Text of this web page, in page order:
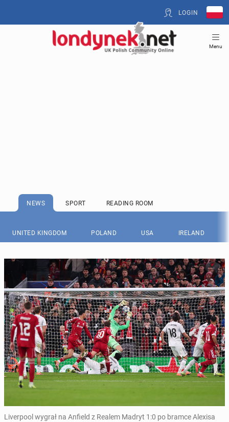
LOGIN
Menu
NEWS SPORT READING ROOM
UNITED KINGDOM POLAND USA IRELAND
Liverpool wygrał na Anfield z Realem Madryt 1:0 po bramce Alexisa